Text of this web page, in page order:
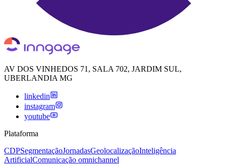
AV DOS VINHEDOS 71, SALA 702, JARDIM SUL,
UBERLANDIA MG
linkedin
instagram
youtube
Plataforma
CDPSegmentaçãoJornadasGeolocalizaçãoInteligência
ArtificialComunicação omnichannel